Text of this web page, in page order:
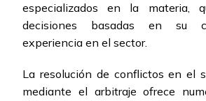
especializados en la materia,
decisiones basadas en su
experiencia en el sector.
La resolución de conflictos en el
mediante el arbitraje ofrece